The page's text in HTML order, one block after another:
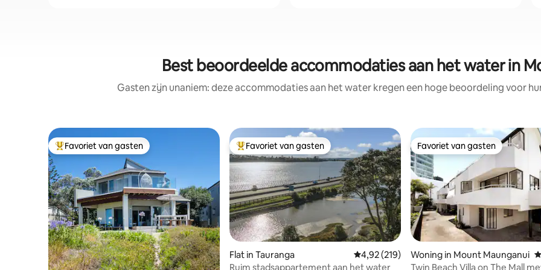
Best beoordeelde accommodaties aan het water in
Gasten zijn unaniem: deze accommodaties aan het water kregen een hoge beoordeling voor
Topfavoriet van gasten
Favoriet van gasten Topfavoriet van gasten
Favoriet van gasten
Flat in Tauranga Gemiddelde beoordeling van 4,92 op 5, 219
4,92 (219)
Ruim stadsappartement aan het water
Favoriet van gasten
Favoriet van gasten
Woning in Mount Maunganui
Twin Beach Villa on The Mall